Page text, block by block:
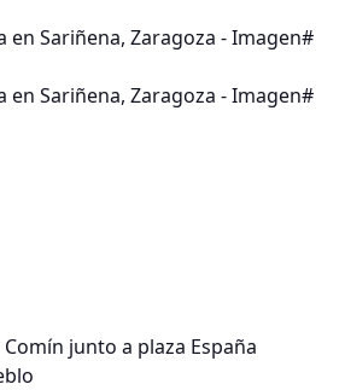
junto a plaza España